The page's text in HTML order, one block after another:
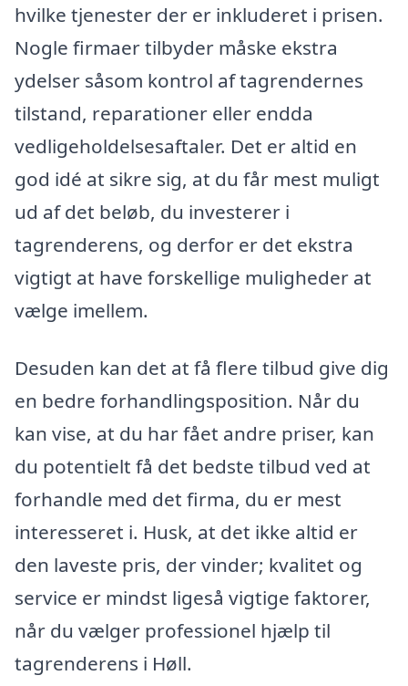
hvilke tjenester der er inkluderet i prisen.
Nogle firmaer tilbyder måske ekstra
ydelser såsom kontrol af tagrendernes
tilstand, reparationer eller endda
vedligeholdelsesaftaler. Det er altid en
god idé at sikre sig, at du får mest muligt
ud af det beløb, du investerer i
tagrenderens, og derfor er det ekstra
vigtigt at have forskellige muligheder at
vælge imellem.
Desuden kan det at få flere tilbud give dig
en bedre forhandlingsposition. Når du
kan vise, at du har fået andre priser, kan
du potentielt få det bedste tilbud ved at
forhandle med det firma, du er mest
interesseret i. Husk, at det ikke altid er
den laveste pris, der vinder; kvalitet og
service er mindst ligeså vigtige faktorer,
når du vælger professionel hjælp til
tagrenderens i Høll.